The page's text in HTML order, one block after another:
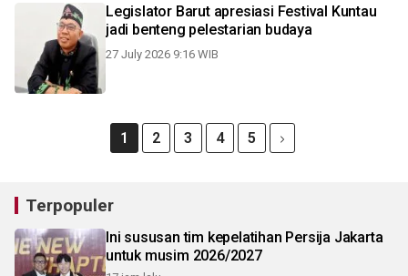
Legislator Barut apresiasi Festival Kuntau
jadi benteng pelestarian budaya
27 July 2026 9:16 WIB
1 2 3 4 5
Terpopuler
Ini sususan tim kepelatihan Persija Jakarta
untuk musim 2026/2027